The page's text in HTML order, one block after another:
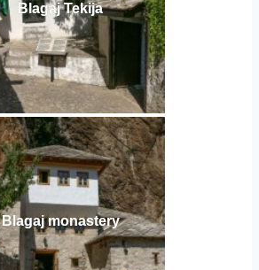
Blagaj Tekija
Blagaj monastery